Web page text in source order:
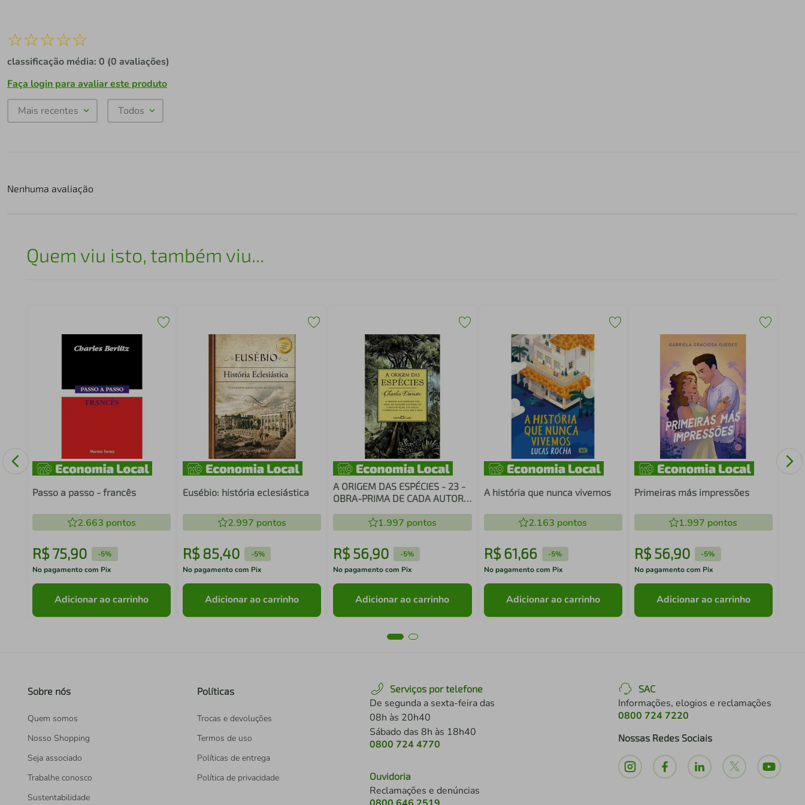
☆☆☆☆☆
classificação média: 0 (0 avaliações)
Faça login para avaliar este produto
Mais recentes Todos
Nenhuma avaliação
Quem viu isto, também viu...
Passo a passo - francês
2.663 pontos
R$ 75,90 -5%
No pagamento com Pix
Adicionar ao carrinho
Eusébio: história eclesiástica
2.997 pontos
R$ 85,40 -5%
No pagamento com Pix
Adicionar ao carrinho
A ORIGEM DAS ESPÉCIES - 23 -
OBRA-PRIMA DE CADA AUTOR -
1.997 pontos
R$56,90 -5%
No pagamento com Pix
Adicionar ao carrinho
A história que nunca vivemos
2.163 pontos
R$ 61,66 -5%
No pagamento com Pix
Adicionar ao carrinho
Primeiras más impressões
1.997 pontos
R$ 56,90 -5%
No pagamento com Pix
Adicionar ao carrinho
Sobre nós
Quem somos
Nosso Shopping
Seja associado
Trabalhe conosco
Sustentabilidade
Políticas
Trocas e devoluções
Termos de uso
Políticas de entrega
Política de privacidade
Serviços por telefone
De segunda a sexta-feira das
08h às 20h40
Sábado das 8h às 18h40
0800 724 4770
Ouvidoria
Reclamações e denúncias
SAC
Informações, elogios e reclamações
0800 724 7220
Nossas Redes Sociais